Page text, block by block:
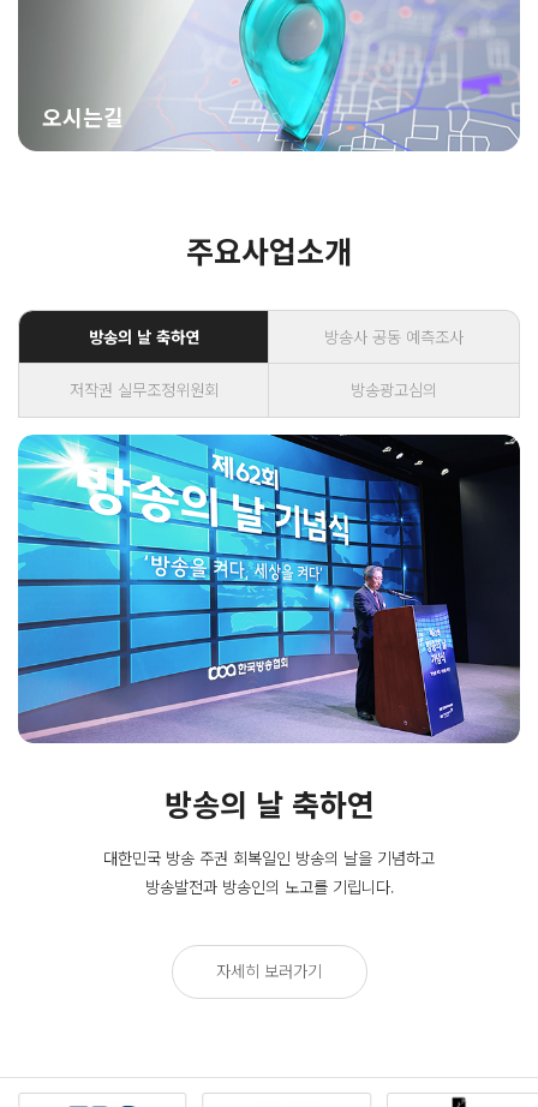
오시는길
주요사업소개
방송의 날 축하연 방송사 공동 예측조사
저작권 실무조정위원회 방송광고심의
방송의 날 축하연
대한민국 방송 주권 회복일인 방송의 날을 기념하고
방송발전과 방송인의 노고를 기립니다.
자세히 보러가기